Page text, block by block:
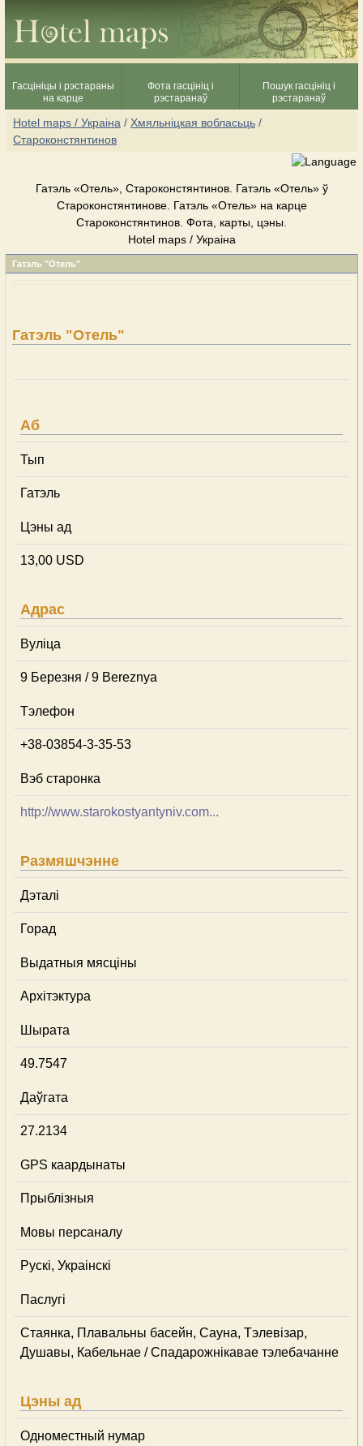
Гасцініцы і рэстараны
на карце
Фота гасцініц і
рэстаранаў
Пошук гасцініц і
рэстаранаў
Hotel maps / Украіна / Хмяльніцкая вобласьць /
Староконстянтинов
Гатэль «Отель», Староконстянтинов. Гатэль «Отель» ў
Староконстянтинове. Гатэль «Отель» на карце
Староконстянтинов. Фота, карты, цэны.
Hotel maps / Украіна
Гатэль "Отель"
Гатэль "Отель"
Аб
Тып
Гатэль
Цэны ад
13,00 USD
Адрас
Вуліца
9 Березня / 9 Bereznya
Тэлефон
+38-03854-3-35-53
Вэб старонка
http://www.starokostyantyniv.com...
Размяшчэнне
Дэталі
Горад
Выдатныя мясціны
Архітэктура
Шырата
49.7547
Даўгата
27.2134
GPS каардынаты
Прыблізныя
Мовы персаналу
Рускі, Украінскі
Паслугі
Стаянка, Плавальны басейн, Сауна, Тэлевізар,
Душавы, Кабельнае / Спадарожнiкавае тэлебачанне
Цэны ад
Одноместный нумар